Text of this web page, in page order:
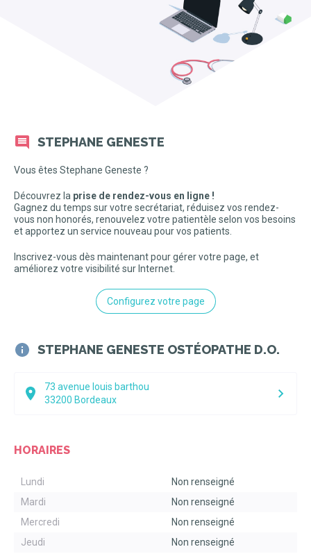
STEPHANE GENESTE
Vous êtes Stephane Geneste ?
Découvrez la prise de rendez-vous en ligne !
Gagnez du temps sur votre secrétariat, réduisez vos rendez-
vous non honorés, renouvelez votre patientèle selon vos besoins
et apportez un service nouveau pour vos patients.
Inscrivez-vous dès maintenant pour gérer votre page, et
améliorez votre visibilité sur Internet.
Configurez votre page
STEPHANE GENESTE OSTÉOPATHE D.O.
73 avenue louis barthou
33200 Bordeaux
HORAIRES
Lundi
Non renseigné
Mardi
Non renseigné
Mercredi
Non renseigné
Jeudi
Non renseigné